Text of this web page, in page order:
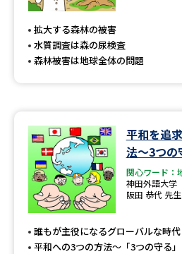
拡大する森林の被害
水質調査は森の尿検査
森林被害は地球全体の問題
平和を追
法〜3つの
関心ワード：
神田外語大学
阪田 恭代 先生
誰もが主役になるグローバルな時代
平和への3つの方法〜「3つの守る」